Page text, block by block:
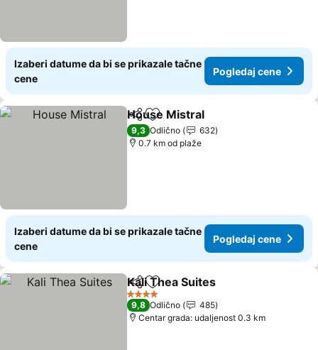
Izaberi datume da bi se prikazale tačne
cene
Pogledaj cene
Deli Dodati u favorite
House Mistral
9,3 Odlično
632
0.7 km od plaže
Izaberi datume da bi se prikazale tačne
cene
Pogledaj cene
Deli Dodati u favorite
Kali Thea Suites
4 Zvezdice
9,8 Odlično
485
Centar grada: udaljenost 0.3 km